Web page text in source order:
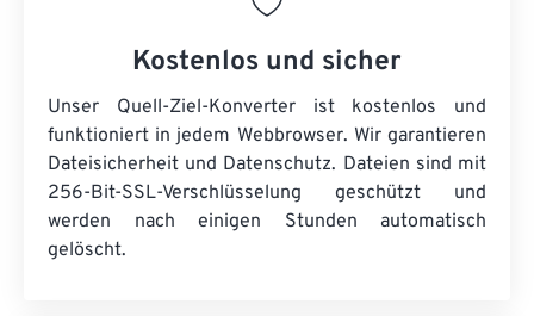
Kostenlos und sicher
Unser Quell-Ziel-Konverter ist kostenlos und
funktioniert in jedem Webbrowser. Wir garantieren
Dateisicherheit und Datenschutz. Dateien sind mit
256-Bit-SSL-Verschlüsselung geschützt und
werden nach einigen Stunden automatisch
gelöscht.